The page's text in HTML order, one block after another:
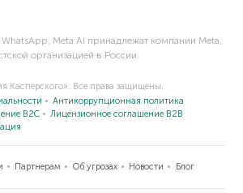
Meta AI принадлежат компании Meta,
организацией в России.
Касперского». Все права защищены.
Антикоррупционная политика
B2C
Лицензионное соглашение B2B
Партнерам Об угрозах Новости Блог